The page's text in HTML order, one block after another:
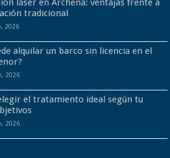
láser en Archena: ventajas frente a
tradicional
2026
alquilar un barco sin licencia en el
2026
el tratamiento ideal según tu
2026